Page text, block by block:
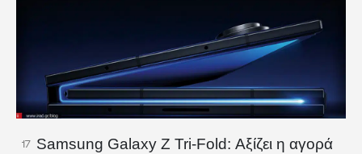
17 Samsung Galaxy Z Tri-Fold: Αξίζει η αγορά